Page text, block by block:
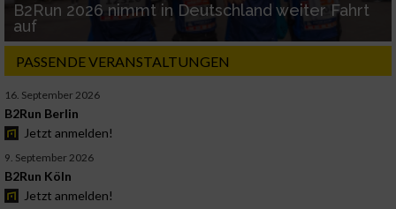
B2Run 2026 nimmt in Deutschland weiter Fahrt
auf
PASSENDE VERANSTALTUNGEN
16. September 2026
B2Run Berlin
Jetzt anmelden!
9. September 2026
B2Run Köln
Jetzt anmelden!